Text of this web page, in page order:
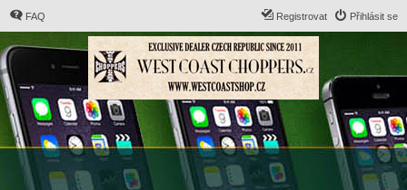
FAQ Přihlásit se
Registrovat